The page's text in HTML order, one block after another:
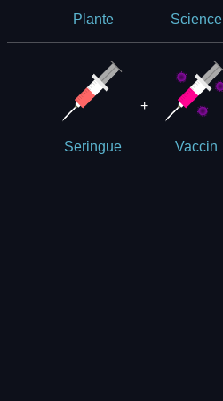
Plante Science
Seringue
+
Vaccin